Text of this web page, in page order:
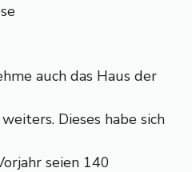
auch das Haus der
Dieses habe sich
seien 140